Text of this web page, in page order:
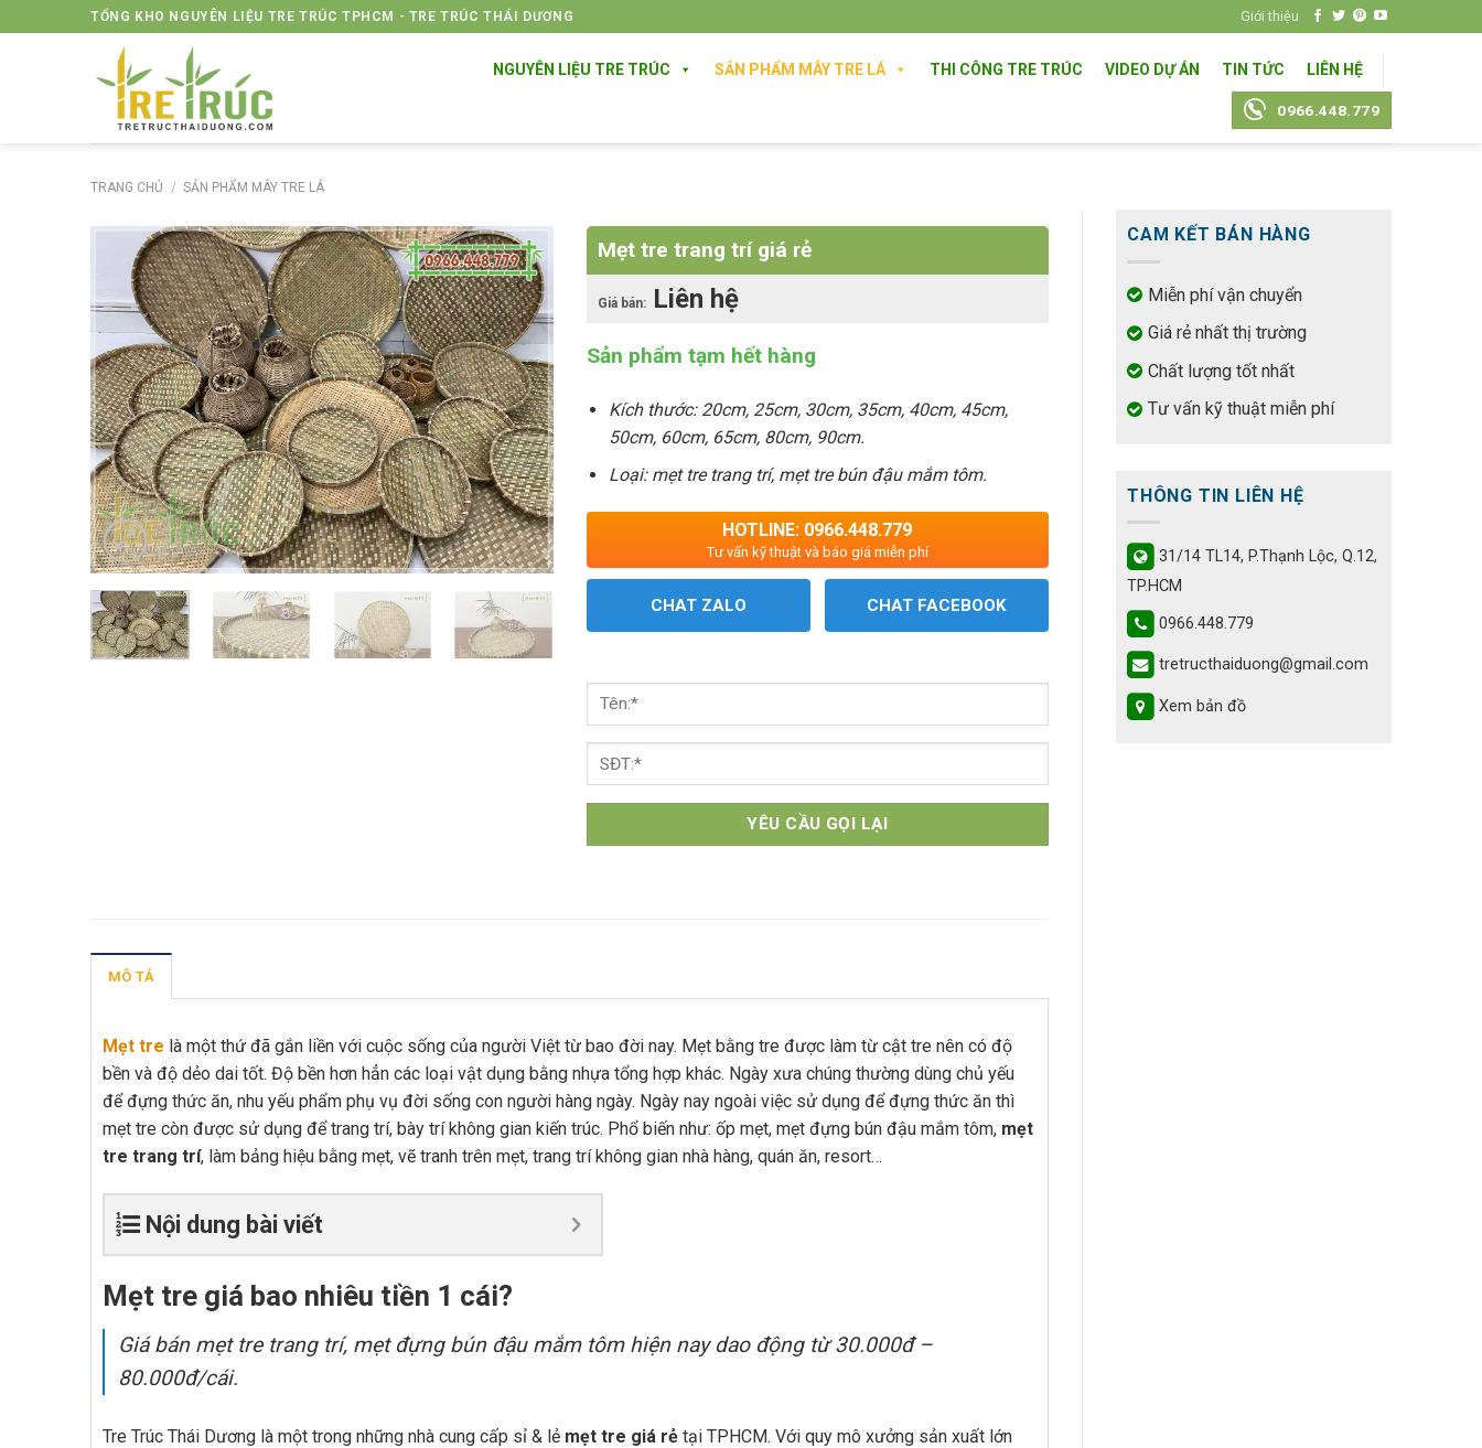
to
TỔNG KHO NGUYÊN LIỆU TRE TRÚC TPHCM - TRE TRÚC THÁI DƯƠNG Giới thiệu
NGUYÊN LIỆU TRE TRÚC SẢN PHẨM MÂY TRE LÁ THI CÔNG TRE TRÚC VIDEO DỰ ÁN TIN TỨC LIÊN HỆ
0966.448.779
TRANG CHỦ / SẢN PHẨM MÂY TRE LÁ
CAM KẾT BÁN HÀNG
Miễn phí vận chuyển
Giá rẻ nhất thị trường
Chất lượng tốt nhất
Tư vấn kỹ thuật miễn phí
THÔNG TIN LIÊN HỆ
31/14 TL14, P.Thạnh Lộc, Q.12,
TP.HCM
0966.448.779
tretructhaiduong@gmail.com
Xem bản đồ
Mẹt tre trang trí giá rẻ
Giá bán:Liên hệ
Sản phẩm tạm hết hàng
Kích thước: 20cm, 25cm, 30cm, 35cm, 40cm, 45cm,
50cm, 60cm, 65cm, 80cm, 90cm.
Loại: mẹt tre trang trí, mẹt tre bún đậu mắm tôm.
HOTLINE: 0966.448.779
Tư vấn kỹ thuật và báo giá miễn phí
CHAT ZALO CHAT FACEBOOK
MÔ TẢ
Mẹt tre là một thứ đã gắn liền với cuộc sống của người Việt từ bao đời nay. Mẹt bằng tre được làm từ cật tre nên có độ
bền và độ dẻo dai tốt. Độ bền hơn hẳn các loại vật dụng bằng nhựa tổng hợp khác. Ngày xưa chúng thường dùng chủ yếu
để đựng thức ăn, nhu yếu phẩm phụ vụ đời sống con người hàng ngày. Ngày nay ngoài việc sử dụng để đựng thức ăn thì
mẹt tre còn được sử dụng để trang trí, bày trí không gian kiến trúc. Phổ biến như: ốp mẹt, mẹt đựng bún đậu mắm tôm, mẹt
tre trang trí, làm bảng hiệu bằng mẹt, vẽ tranh trên mẹt, trang trí không gian nhà hàng, quán ăn, resort…
Nội dung bài viết
Mẹt tre giá bao nhiêu tiền 1 cái?
Giá bán mẹt tre trang trí, mẹt đựng bún đậu mắm tôm hiện nay dao động từ 30.000đ –
80.000đ/cái.
Tre Trúc Thái Dương là một trong những nhà cung cấp sỉ & lẻ mẹt tre giá rẻ tại TPHCM. Với quy mô xưởng sản xuất lớn